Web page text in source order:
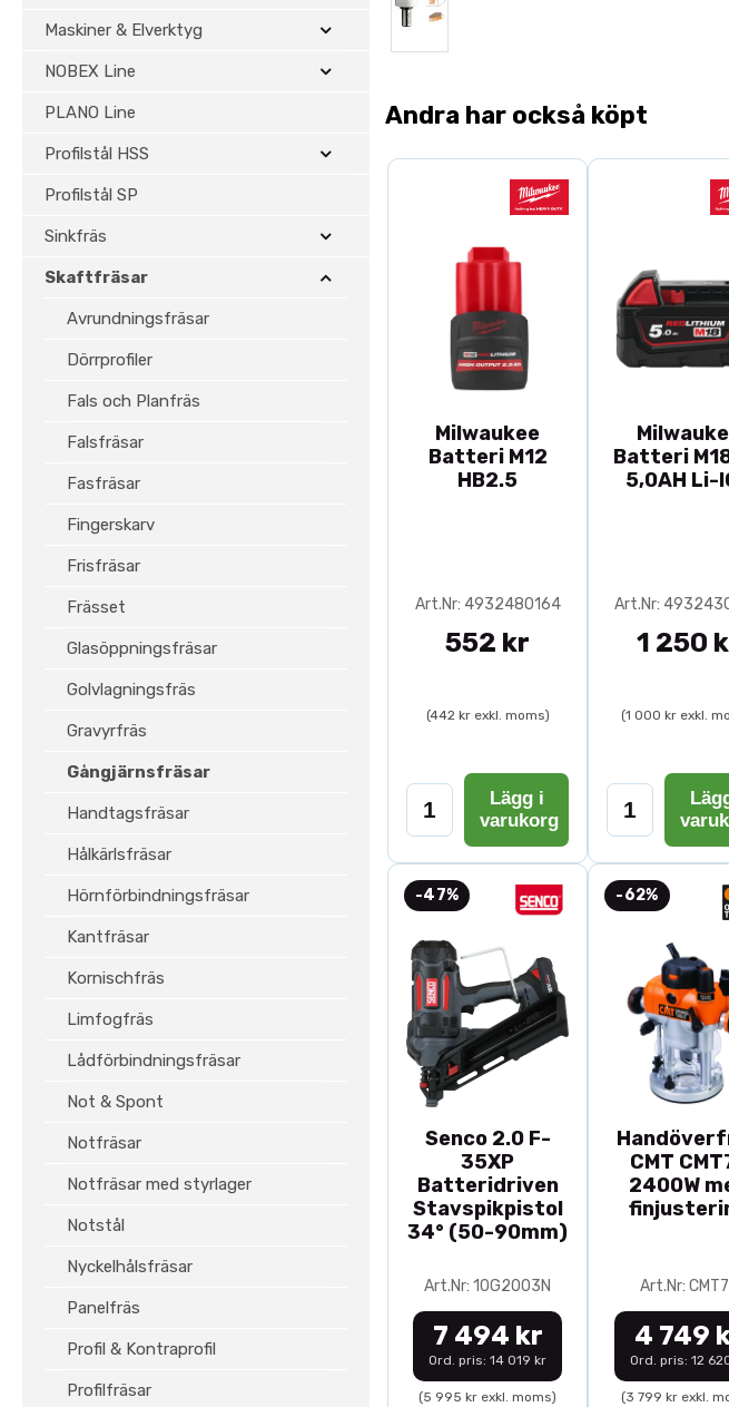
Maskiner & Elverktyg
NOBEX Line
PLANO Line
Profilstål HSS
Profilstål SP
Sinkfräs
Skaftfräsar
Avrundningsfräsar
Dörrprofiler
Fals och Planfräs
Falsfräsar
Fasfräsar
Fingerskarv
Frisfräsar
Frässet
Glasöppningsfräsar
Golvlagningsfräs
Gravyrfräs
Gångjärnsfräsar
Handtagsfräsar
Hålkärlsfräsar
Hörnförbindningsfräsar
Kantfräsar
Kornischfräs
Limfogfräs
Lådförbindningsfräsar
Not & Spont
Notfräsar
Notfräsar med styrlager
Notstål
Nyckelhålsfräsar
Panelfräs
Profil & Kontraprofil
Profilfräsar
Andra har också köpt
Milwaukee
Batteri M12
HB2.5
Art.Nr: 4932480164
552 kr
(442 kr exkl. moms)
Lägg i
varukorg
Batteri
5,0AH Li-
Art.Nr:
1 250
(1 000 kr exkl.
-47%
Senco 2.0 F-
35XP
Batteridriven
Stavspikpistol
34° (50-90mm)
Art.Nr: 10G2003N
7 494 kr
Ord. pris: 14 019 kr
(5 995 kr exkl. moms)
-62%
CMT
2400W
Art.Nr:
4 749
Ord. pris: 12
(3 799 kr exkl.